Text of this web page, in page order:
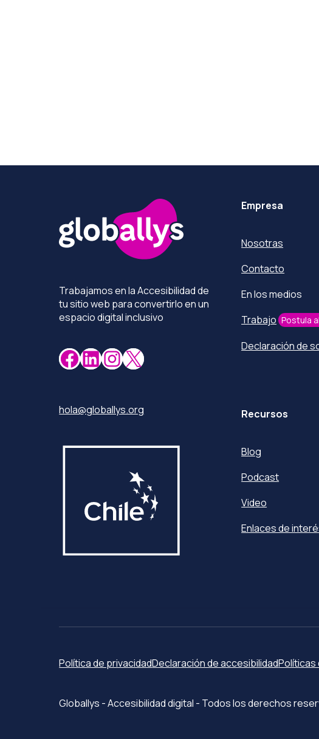
Trabajamos en la Accesibilidad de
tu sitio web para convertirlo en un
espacio digital inclusivo
Facebook
LinkedInInstagram
X
hola@globallys.org
Empresa
Nosotras
Contacto
En los medios
Trabajo Postula
Declaración de
Recursos
Blog
Podcast
Video
Enlaces de
Política de privacidadDeclaración de accesibilidadPolíticas
Globallys - Accesibilidad digital - Todos los derechos